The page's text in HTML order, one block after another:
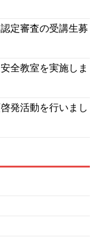
定審査の受講生募
全教室を実施しま
発活動を行いまし